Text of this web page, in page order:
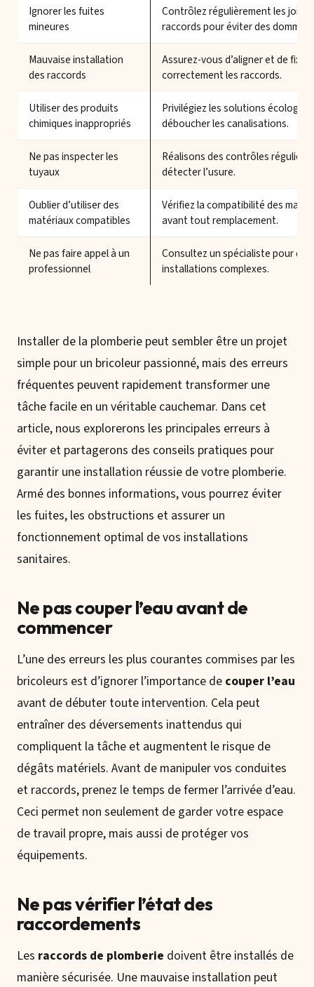
Ignorer les fuites
mineures
Contrôlez régulièrement les
raccords pour éviter des
Mauvaise installation
des raccords
Assurez-vous d’aligner et de fixer
correctement les raccords.
Utiliser des produits
chimiques inappropriés
Privilégiez les solutions
déboucher les canalisations.
Ne pas inspecter les
tuyaux
Réalisons des contrôles réguliers
détecter l’usure.
Oublier d’utiliser des
matériaux compatibles
Vérifiez la compatibilité des
avant tout remplacement.
Ne pas faire appel à un
professionnel
Consultez un spécialiste pour des
installations complexes.
Installer de la plomberie peut sembler être un projet
simple pour un bricoleur passionné, mais des erreurs
fréquentes peuvent rapidement transformer une
tâche facile en un véritable cauchemar. Dans cet
article, nous explorerons les principales erreurs à
éviter et partagerons des conseils pratiques pour
garantir une installation réussie de votre plomberie.
Armé des bonnes informations, vous pourrez éviter
les fuites, les obstructions et assurer un
fonctionnement optimal de vos installations
sanitaires.
Ne pas couper l’eau avant de
commencer
L’une des erreurs les plus courantes commises par les
bricoleurs est d’ignorer l’importance de couper l’eau
avant de débuter toute intervention. Cela peut
entraîner des déversements inattendus qui
compliquent la tâche et augmentent le risque de
dégâts matériels. Avant de manipuler vos conduites
et raccords, prenez le temps de fermer l’arrivée d’eau.
Ceci permet non seulement de garder votre espace
de travail propre, mais aussi de protéger vos
équipements.
Ne pas vérifier l’état des
raccordements
Les raccords de plomberie doivent être installés de
manière sécurisée. Une mauvaise installation peut